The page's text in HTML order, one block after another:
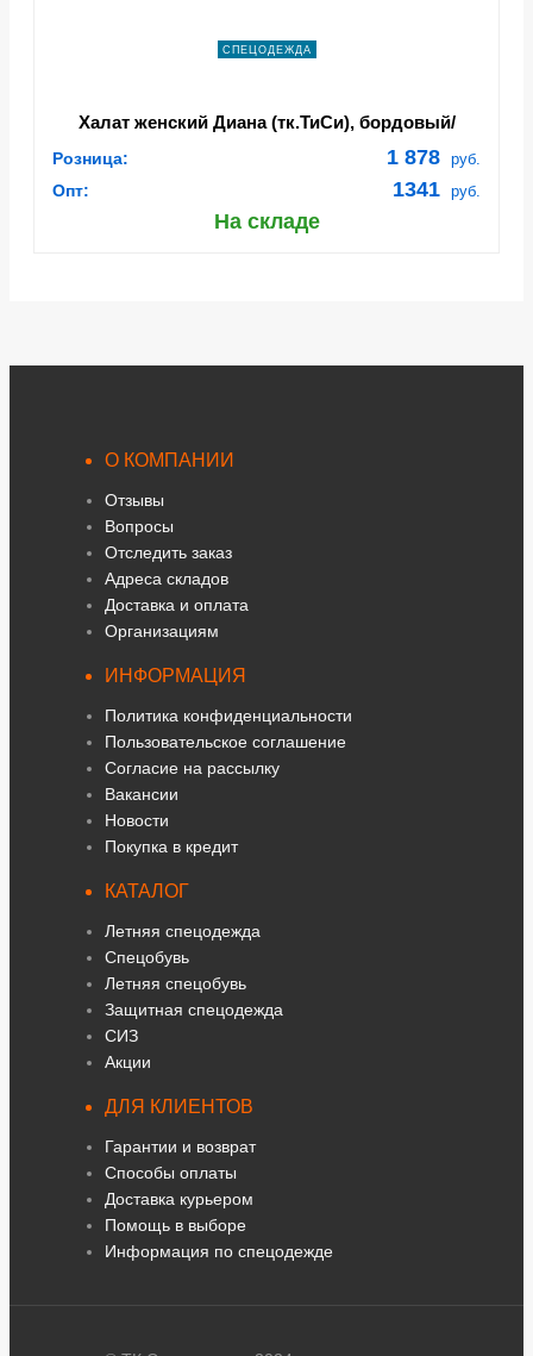
СПЕЦОДЕЖДА
Халат женский Диана (тк.ТиСи), бордовый/
Розница: 1 878 руб.
Опт: 1341 руб.
На складе
О КОМПАНИИ
Отзывы
Вопросы
Отследить заказ
Адреса складов
Доставка и оплата
Организациям
ИНФОРМАЦИЯ
Политика конфиденциальности
Пользовательское соглашение
Согласие на рассылку
Вакансии
Новости
Покупка в кредит
КАТАЛОГ
Летняя спецодежда
Спецобувь
Летняя спецобувь
Защитная спецодежда
СИЗ
Акции
ДЛЯ КЛИЕНТОВ
Гарантии и возврат
Способы оплаты
Доставка курьером
Помощь в выборе
Информация по спецодежде